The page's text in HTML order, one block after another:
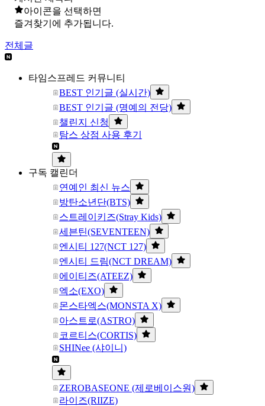
아이콘을 선택하면
즐겨찾기에 추가됩니다.
전체글
타임스프레드 커뮤니티
BEST 인기글 (실시간)
BEST 인기글 (명예의 전당)
챌린지 신청
탐스 상점 사용 후기
구독 캘린더
연예인 최신 뉴스
방탄소년단(BTS)
스트레이키즈(Stray Kids)
세븐틴(SEVENTEEN)
엔시티 127(NCT 127)
엔시티 드림(NCT DREAM)
에이티즈(ATEEZ)
엑소(EXO)
몬스타엑스(MONSTA X)
아스트로(ASTRO)
코르티스(CORTIS)
SHINee (샤이니)
ZEROBASEONE (제로베이스원)
라이즈(RIIZE)